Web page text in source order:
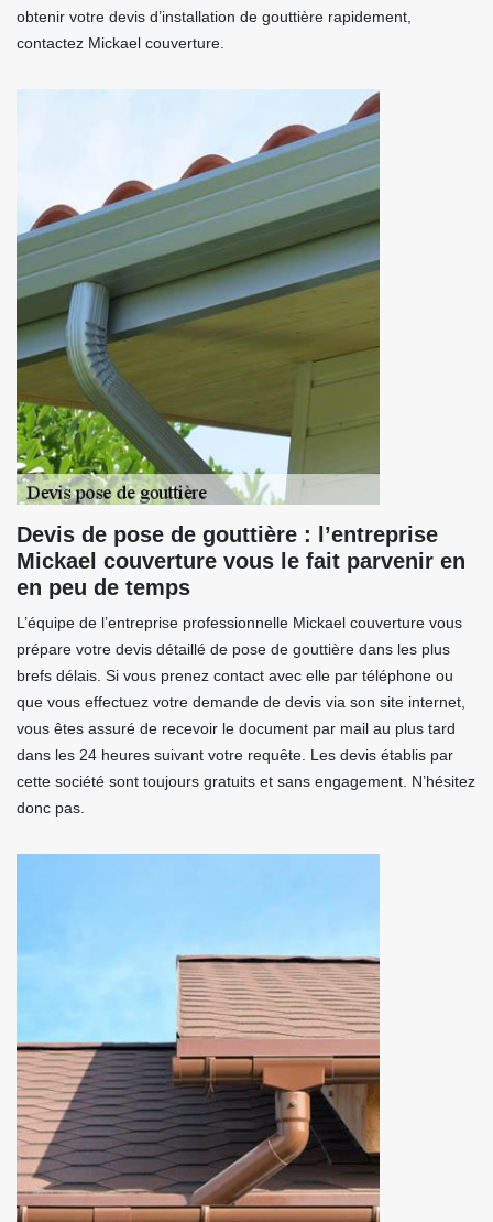
obtenir votre devis d’installation de gouttière rapidement,
contactez Mickael couverture.
Devis de pose de gouttière : l’entreprise
Mickael couverture vous le fait parvenir en
en peu de temps
L’équipe de l’entreprise professionnelle Mickael couverture vous
prépare votre devis détaillé de pose de gouttière dans les plus
brefs délais. Si vous prenez contact avec elle par téléphone ou
que vous effectuez votre demande de devis via son site internet,
vous êtes assuré de recevoir le document par mail au plus tard
dans les 24 heures suivant votre requête. Les devis établis par
cette société sont toujours gratuits et sans engagement. N’hésitez
donc pas.